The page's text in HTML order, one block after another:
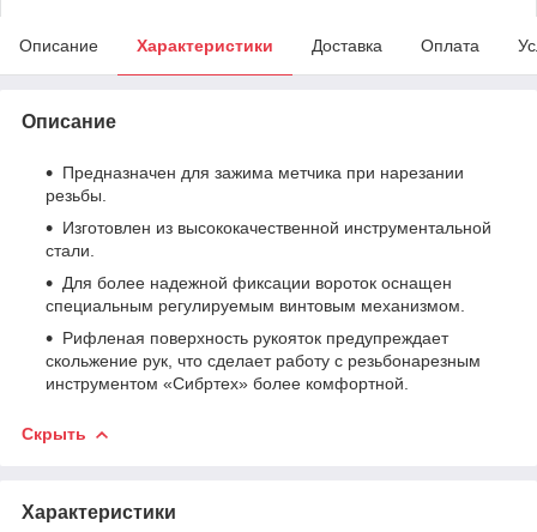
Описание Характеристики Доставка Оплата
Описание
Предназначен для зажима метчика при нарезании
резьбы.
Изготовлен из высококачественной инструментальной
стали.
Для более надежной фиксации вороток оснащен
специальным регулируемым винтовым механизмом.
Рифленая поверхность рукояток предупреждает
скольжение рук, что сделает работу с резьбонарезным
инструментом «Сибртех» более комфортной.
Скрыть
Характеристики